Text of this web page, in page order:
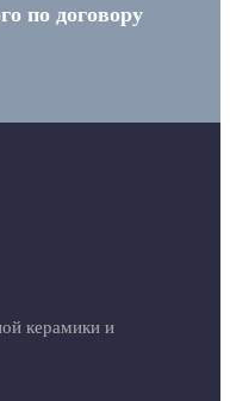
по договору
керамики и